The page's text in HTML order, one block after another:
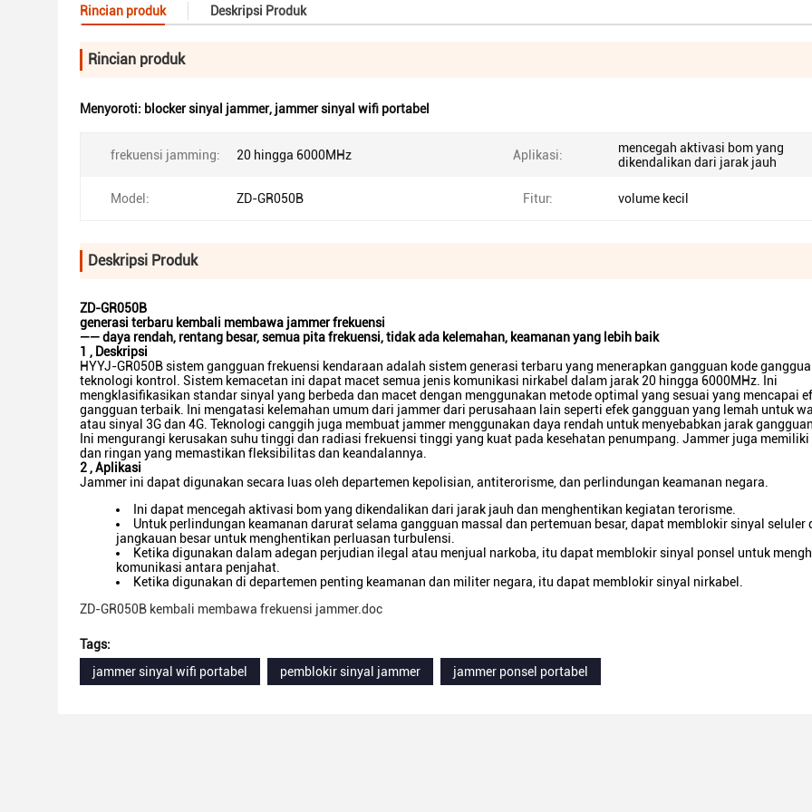
Rincian produk Deskripsi Produk
Rincian produk
Menyoroti: blocker sinyal jammer, jammer sinyal wifi portabel
frekuensi jamming: 20 hingga 6000MHz Aplikasi:
mencegah aktivasi bom yang
dikendalikan dari jarak jauh
Model: ZD-GR050B Fitur: volume kecil
Deskripsi Produk
ZD-GR050B
generasi terbaru kembali membawa jammer frekuensi
—— daya rendah, rentang besar, semua pita frekuensi, tidak ada kelemahan, keamanan yang lebih baik
1 , Deskripsi
HYYJ-GR050B sistem gangguan frekuensi kendaraan adalah sistem generasi terbaru yang menerapkan gangguan kode
teknologi kontrol. Sistem kemacetan ini dapat macet semua jenis komunikasi nirkabel dalam jarak 20 hingga 6000MHz. Ini
mengklasifikasikan standar sinyal yang berbeda dan macet dengan menggunakan metode optimal yang sesuai yang mencapai
gangguan terbaik. Ini mengatasi kelemahan umum dari jammer dari perusahaan lain seperti efek gangguan yang lemah untuk
atau sinyal 3G dan 4G. Teknologi canggih juga membuat jammer menggunakan daya rendah untuk menyebabkan jarak
Ini mengurangi kerusakan suhu tinggi dan radiasi frekuensi tinggi yang kuat pada kesehatan penumpang. Jammer juga
dan ringan yang memastikan fleksibilitas dan keandalannya.
2,Aplikasi
Jammer ini dapat digunakan secara luas oleh departemen kepolisian, antiterorisme, dan perlindungan keamanan negara.
Ini dapat mencegah aktivasi bom yang dikendalikan dari jarak jauh dan menghentikan kegiatan terorisme.
Untuk perlindungan keamanan darurat selama gangguan massal dan pertemuan besar, dapat memblokir sinyal seluler
jangkauan besar untuk menghentikan perluasan turbulensi.
Ketika digunakan dalam adegan perjudian ilegal atau menjual narkoba, itu dapat memblokir sinyal ponsel untuk
komunikasi antara penjahat.
Ketika digunakan di departemen penting keamanan dan militer negara, itu dapat memblokir sinyal nirkabel.
ZD-GR050B kembali membawa frekuensi jammer.doc
Tags:
jammer sinyal wifi portabel
pemblokir sinyal jammer jammer ponsel portabel